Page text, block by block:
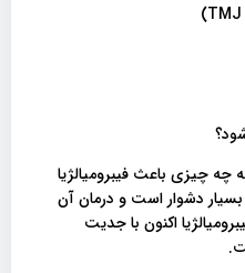
چیزی باعث فیبرومیالژیا
دشوار است و درمان آن
اکنون با جدیت